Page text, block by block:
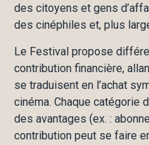
des citoyens et gens
des cinéphiles et, plus
Le Festival propose
contribution financière,
se traduisent en l’achat
cinéma. Chaque catégorie
des avantages (ex. :
contribution peut se faire